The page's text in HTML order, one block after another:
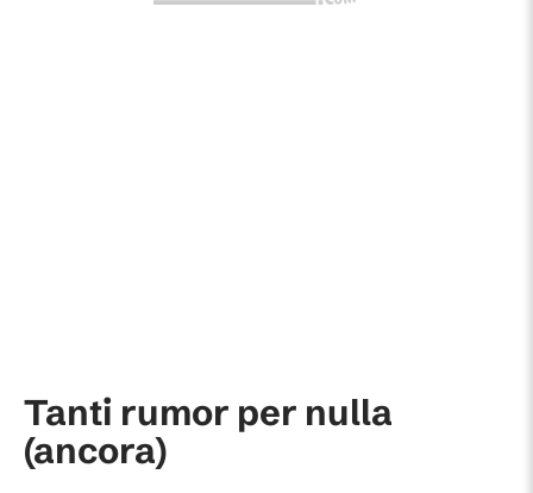
Tanti rumor per nulla
(ancora)